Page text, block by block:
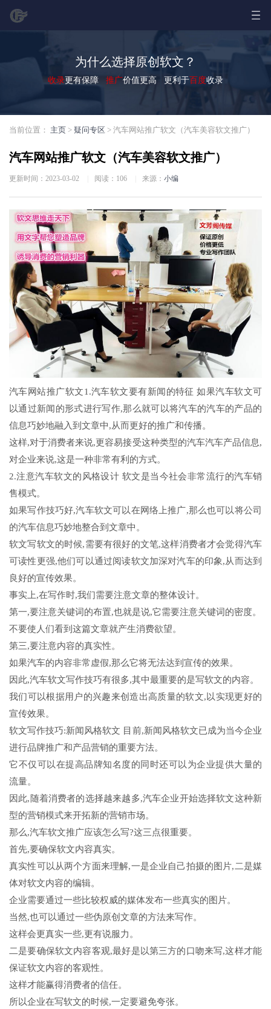
为什么选择原创软文？
收录更有保障 推广价值更高 更利于百度收录
当前位置： 主页 > 疑问专区 > 汽车网站推广软文（汽车美容软文推广）
汽车网站推广软文（汽车美容软文推广）
更新时间：2023-03-02 阅读： 106 来源： 小编
汽车网站推广软文1.汽车软文要有新闻的特征 如果汽车软文可
以通过新闻的形式进行写作,那么就可以将汽车的汽车的产品的
信息巧妙地融入到文章中,从而更好的推广和传播。
这样,对于消费者来说,更容易接受这种类型的汽车汽车产品信息,
对企业来说,这是一种非常有利的方式。
2.注意汽车软文的风格设计 软文是当今社会非常流行的汽车销
售模式。
如果写作技巧好,汽车软文可以在网络上推广,那么也可以将公司
的汽车信息巧妙地整合到文章中。
软文写软文的时候,需要有很好的文笔,这样消费者才会觉得汽车
可读性更强,他们可以通过阅读软文加深对汽车的印象,从而达到
良好的宣传效果。
事实上,在写作时,我们需要注意文章的整体设计。
第一,要注意关键词的布置,也就是说,它需要注意关键词的密度。
不要使人们看到这篇文章就产生消费欲望。
第三,要注意内容的真实性。
如果汽车的内容非常虚假,那么它将无法达到宣传的效果。
因此,汽车软文写作技巧有很多,其中最重要的是写软文的内容。
我们可以根据用户的兴趣来创造出高质量的软文,以实现更好的
宣传效果。
软文写作技巧:新闻风格软文 目前,新闻风格软文已成为当今企业
进行品牌推广和产品营销的重要方法。
它不仅可以在提高品牌知名度的同时还可以为企业提供大量的
流量。
因此,随着消费者的选择越来越多,汽车企业开始选择软文这种新
型的营销模式来开拓新的营销市场。
那么,汽车软文推广应该怎么写?这三点很重要。
首先,要确保软文内容真实。
真实性可以从两个方面来理解,一是企业自己拍摄的图片,二是媒
体对软文内容的编辑。
企业需要通过一些比较权威的媒体发布一些真实的图片。
当然,也可以通过一些伪原创文章的方法来写作。
这样会更真实一些,更有说服力。
二是要确保软文内容客观,最好是以第三方的口吻来写,这样才能
保证软文内容的客观性。
这样才能赢得消费者的信任。
所以企业在写软文的时候,一定要避免夸张。